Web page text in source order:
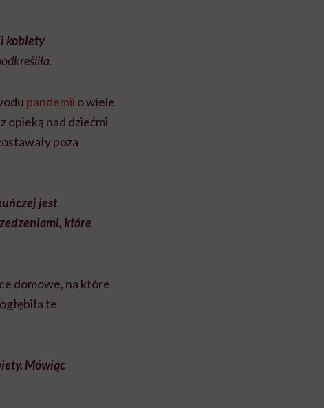
kobiety
pandemii o wiele
opieką nad dziećmi
poza
jest
które
domowe, na które
te
Mówiąc